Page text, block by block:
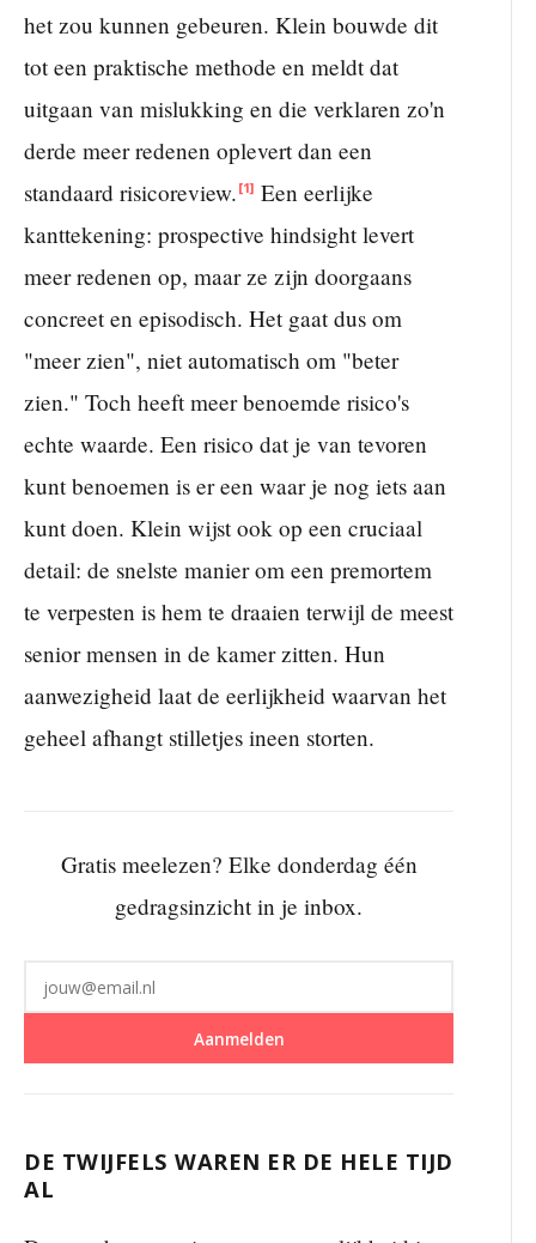
het zou kunnen gebeuren. Klein bouwde dit
tot een praktische methode en meldt dat
uitgaan van mislukking en die verklaren zo'n
derde meer redenen oplevert dan een
standaard risicoreview. [1] Een eerlijke
kanttekening: prospective hindsight levert
meer redenen op, maar ze zijn doorgaans
concreet en episodisch. Het gaat dus om
"meer zien", niet automatisch om "beter
zien." Toch heeft meer benoemde risico's
echte waarde. Een risico dat je van tevoren
kunt benoemen is er een waar je nog iets aan
kunt doen. Klein wijst ook op een cruciaal
detail: de snelste manier om een premortem
te verpesten is hem te draaien terwijl de meest
senior mensen in de kamer zitten. Hun
aanwezigheid laat de eerlijkheid waarvan het
geheel afhangt stilletjes ineen storten.
Gratis meelezen? Elke donderdag één
gedragsinzicht in je inbox.
Aanmelden
DE TWIJFELS WAREN ER DE HELE TIJD
AL